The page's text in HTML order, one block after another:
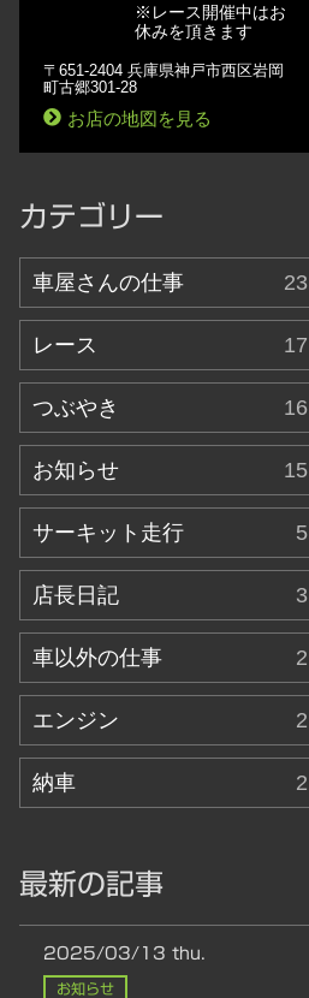
※レース開催中はお
休みを頂きます
〒651-2404 兵庫県神戸市西区岩岡
町古郷301-28
お店の地図を見る
カテゴリー
車屋さんの仕事 23
レース 17
つぶやき 16
お知らせ 15
サーキット走行 5
店長日記 3
車以外の仕事 2
エンジン 2
納車 2
最新の記事
2025/03/13 thu.
お知らせ